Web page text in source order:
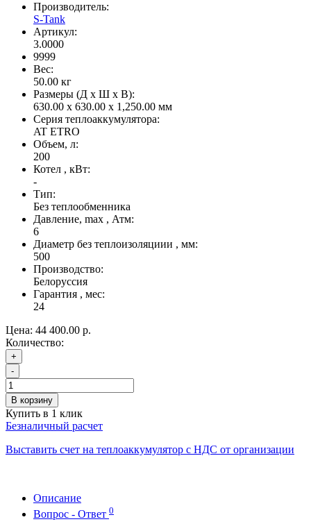
Производитель:
S-Tank
Артикул:
3.0000
9999
Вес:
50.00 кг
Размеры (Д x Ш x В):
630.00 x 630.00 x 1,250.00 мм
Серия теплоаккумулятора:
AT ETRO
Объем, л:
200
Котел , кВт:
-
Тип:
Без теплообменника
Давление, max , Атм:
6
Диаметр без теплоизоляциии , мм:
500
Производство:
Белоруссия
Гарантия , мес:
24
Цена: 44 400.00 р.
Количество:
+
-
В корзину
Купить в 1 клик
Безналичный расчет
Выставить счет на теплоаккумулятор с НДС от организации
Описание
Вопрос - Ответ 0